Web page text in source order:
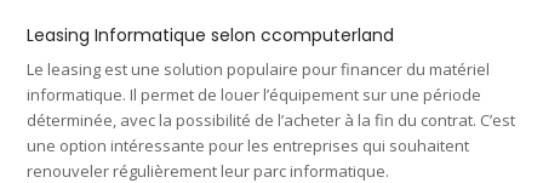
Leasing Informatique selon ccomputerland
Le leasing est une solution populaire pour financer du matériel
informatique. Il permet de louer l’équipement sur une période
déterminée, avec la possibilité de l’acheter à la fin du contrat. C’est
une option intéressante pour les entreprises qui souhaitent
renouveler régulièrement leur parc informatique.